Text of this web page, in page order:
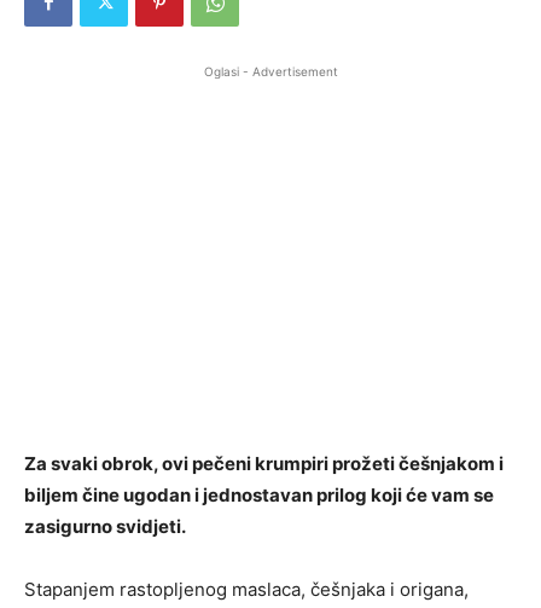
Oglasi - Advertisement
Za svaki obrok, ovi pečeni krumpiri prožeti češnjakom i
biljem čine ugodan i jednostavan prilog koji će vam se
zasigurno svidjeti.
Stapanjem rastopljenog maslaca, češnjaka i origana,